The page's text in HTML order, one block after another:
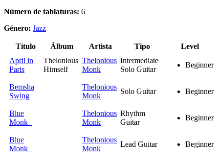
Número de tablaturas: 6
Género: Jazz
Título Álbum Artista Tipo
Level
April in
Paris
Thelonious
Himself
Thelonious
Monk
Intermediate
Solo Guitar
Beginner
Bemsha
Swing
Thelonious
Monk
Solo Guitar Beginner
Blue
Monk
Thelonious
Monk
Rhythm
Guitar
Beginner
Blue
Monk
Thelonious
Monk
Lead Guitar Beginner